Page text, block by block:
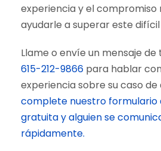
experiencia y el compromiso
ayudarle a superar este
Llame o envíe un mensaje
615-212-9866 para hablar
experiencia sobre su caso
complete nuestro formulario
gratuita y alguien se
rápidamente.